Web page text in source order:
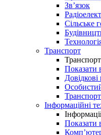
Зв’язок
Сільське
Транспорт
Транспорт
Показати
Довідкові
Транспорт
Інформаційні
Показати